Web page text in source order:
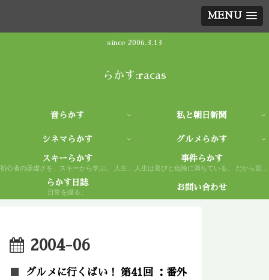
MENU
since 2006.3.13
らかす:racas
音らかす 私と朝日新聞
シネマらかす グルメらかす
スキーらかす
初心者の謙虚さを、スキーから学ぶ。 人生もまた然り。
事件らかす
人生は喜びと危険に満ちている。 だから面白い。
らかす日誌
日常を綴る。
お問い合わせ
2004-06
グルメに行くばい！ 第41回 ：番外